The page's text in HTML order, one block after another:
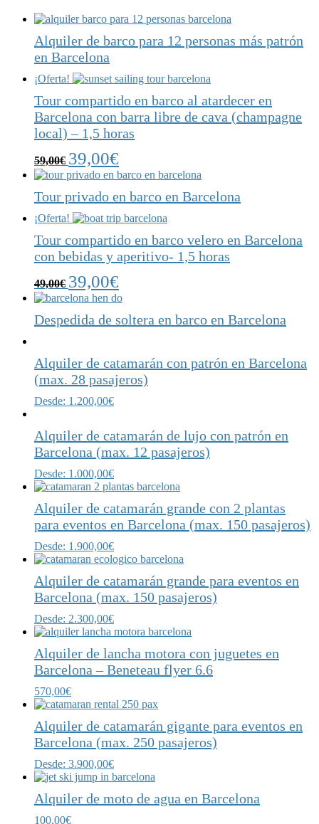
Alquiler de barco para 12 personas más patrón
en Barcelona
¡Oferta!
Tour compartido en barco al atardecer en
Barcelona con barra libre de cava (champagne
local) – 1,5 horas
59,00€ 39,00€
Tour privado en barco en Barcelona
¡Oferta!
Tour compartido en barco velero en Barcelona
con bebidas y aperitivo- 1,5 horas
49,00€ 39,00€
Despedida de soltera en barco en Barcelona
Alquiler de catamarán con patrón en Barcelona
(max. 28 pasajeros)
Desde: 1.200,00€
Alquiler de catamarán de lujo con patrón en
Barcelona (max. 12 pasajeros)
Desde: 1.000,00€
Alquiler de catamarán grande con 2 plantas
para eventos en Barcelona (max. 150 pasajeros)
Desde: 1.900,00€
Alquiler de catamarán grande para eventos en
Barcelona (max. 150 pasajeros)
Desde: 2.300,00€
Alquiler de lancha motora con juguetes en
Barcelona – Beneteau flyer 6.6
570,00€
Alquiler de catamarán gigante para eventos en
Barcelona (max. 250 pasajeros)
Desde: 3.900,00€
Alquiler de moto de agua en Barcelona
100,00€